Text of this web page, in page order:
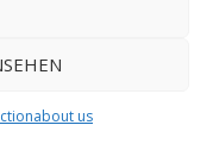
about us